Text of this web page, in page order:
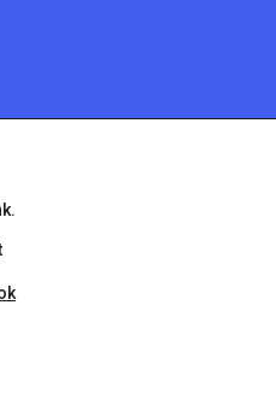
• Minden jog fenntartva!